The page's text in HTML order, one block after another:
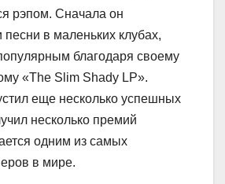
рэпом. Сначала он
песни в маленьких клубах,
благодаря своему
«The Slim Shady LP».
еще несколько успешных
несколько премий
одним из самых
в мире.